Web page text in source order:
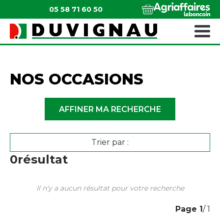
05 58 71 60 50
NOS OCCASIONS
0résultat
Trier par :
AFFINER MA RECHERCHE
Il n'y a aucun résultat pour votre recherche
Page 1 / 1